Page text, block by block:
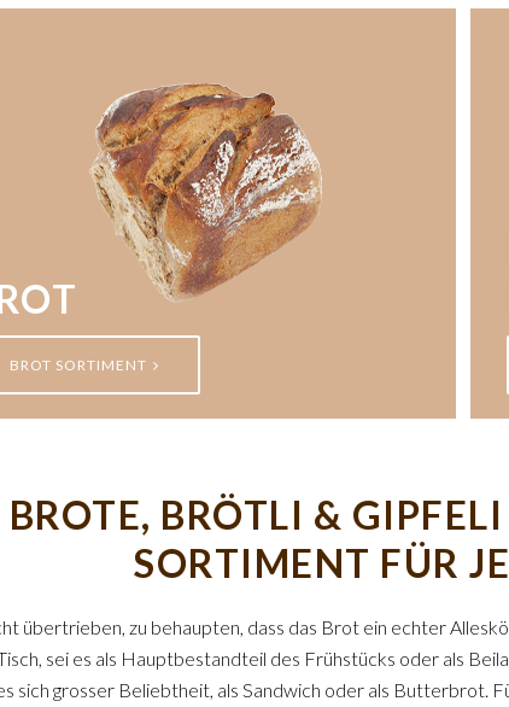
BROT SORTIMENT
BROTE, BRÖTLI &
SORTIMENT FÜR
übertrieben, zu behaupten, dass das Brot ein echter
sei es als Hauptbestandteil des Frühstücks oder als
sich grosser Beliebtheit, als Sandwich oder als Butterbrot.